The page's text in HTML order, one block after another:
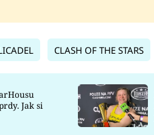
CLASH OF THE STARS
Jak si